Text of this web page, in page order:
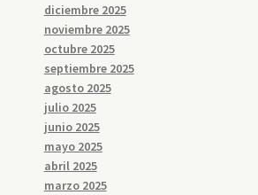
diciembre 2025
noviembre 2025
octubre 2025
septiembre 2025
agosto 2025
julio 2025
junio 2025
mayo 2025
abril 2025
marzo 2025